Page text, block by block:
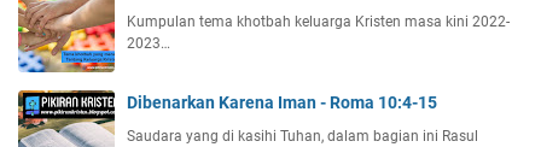
Kumpulan tema khotbah keluarga Kristen masa kini 2022-
2023…
Dibenarkan Karena Iman - Roma 10:4-15
Saudara yang di kasihi Tuhan, dalam bagian ini Rasul